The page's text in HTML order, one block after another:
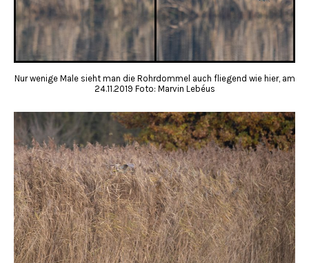
Nur wenige Male sieht man die Rohrdommel auch fliegend wie hier, am
24.11.2019 Foto: Marvin Lebéus